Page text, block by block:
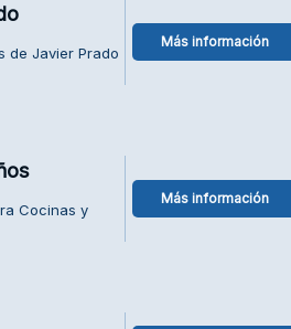
de Javier Prado
Más información
Cocinas y
Más información